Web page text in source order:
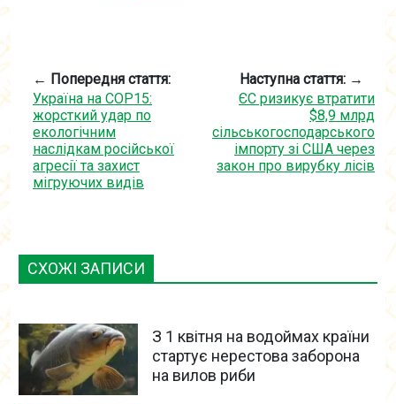
← Попередня стаття:
Україна на COP15:
жорсткий удар по
екологічним
наслідкам російської
агресії та захист
мігруючих видів
Наступна стаття: →
ЄС ризикує втратити
$8,9 млрд
сільськогосподарського
імпорту зі США через
закон про вирубку лісів
СХОЖІ ЗАПИСИ
З 1 квітня на водоймах країни
стартує нерестова заборона
на вилов риби